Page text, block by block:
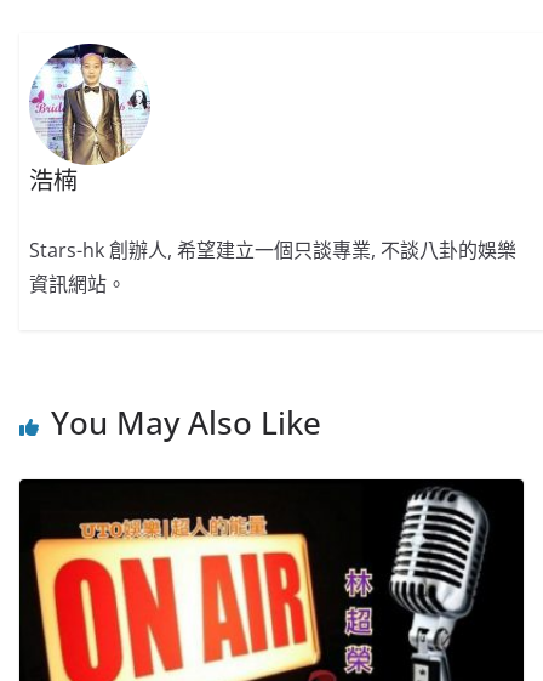
浩楠
Stars-hk 創辦人, 希望建立一個只談專業, 不談八卦的娛樂
資訊網站。
You May Also Like